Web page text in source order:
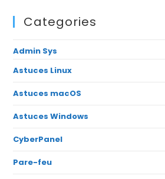
Categories
Admin Sys
Astuces Linux
Astuces macOS
Astuces Windows
CyberPanel
Pare-feu